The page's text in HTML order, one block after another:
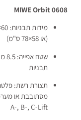
MIWE Orbit 0608
(או 58×78 ס"מ)
תבניות
תצורת רשת:
מסתובבת או
A-, B-, C-Lift